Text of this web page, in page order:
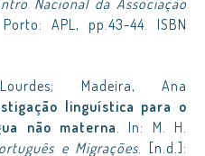
Nacional da Associação
APL, pp.43-44. ISBN
Madeira, Ana
linguística para o
não materna. In: M. H.
e Migrações. [n.d.]: